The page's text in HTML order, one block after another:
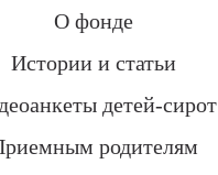
О фонде
Истории и статьи
детей-сирот
родителям